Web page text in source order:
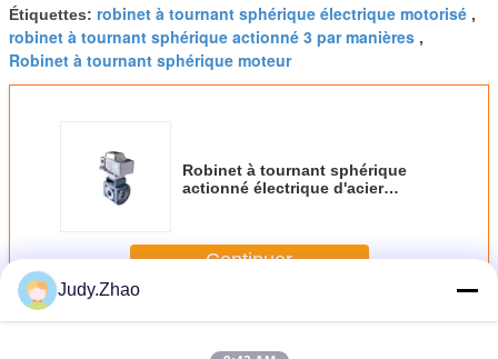
Étiquettes: robinet à tournant sphérique électrique motorisé ,
robinet à tournant sphérique actionné 3 par manières ,
Robinet à tournant sphérique moteur
Robinet à tournant sphérique
actionné électrique d'acier
Continuer
PlusVannes à commande électrique
Judy.Zhao